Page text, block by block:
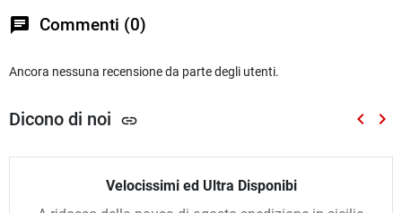
chat Commenti (0)
Ancora nessuna recensione da parte degli utenti.
Dicono di noi link keyboard_arrow_left keyboard_arrow_right
Velocissimi ed Ultra Disponibi